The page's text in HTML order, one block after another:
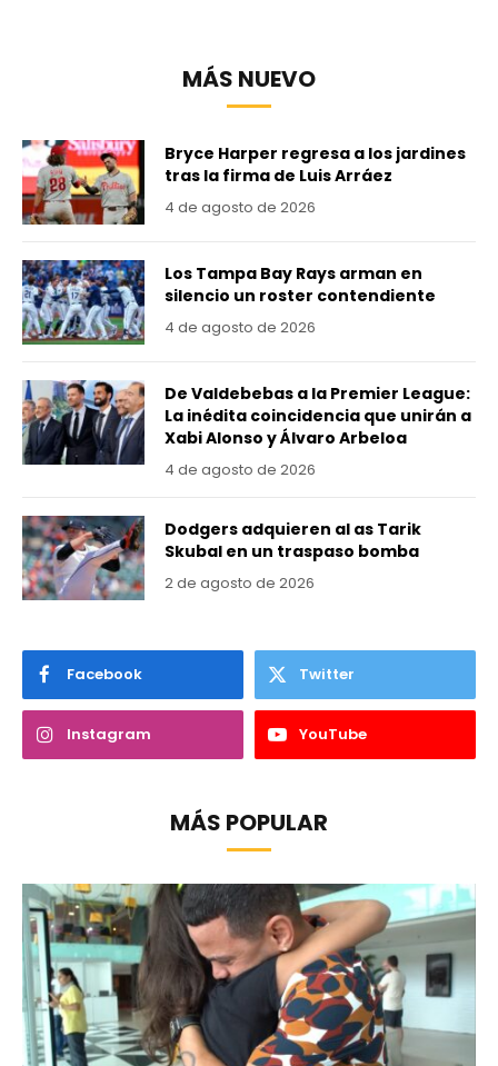
MÁS NUEVO
Bryce Harper regresa a los jardines
tras la firma de Luis Arráez
4 de agosto de 2026
Los Tampa Bay Rays arman en
silencio un roster contendiente
4 de agosto de 2026
De Valdebebas a la Premier League:
La inédita coincidencia que unirán a
Xabi Alonso y Álvaro Arbeloa
4 de agosto de 2026
Dodgers adquieren al as Tarik
Skubal en un traspaso bomba
2 de agosto de 2026
Facebook Twitter
Instagram YouTube
MÁS POPULAR